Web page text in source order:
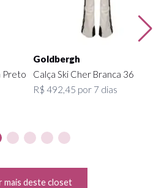
Preto
Goldbergh
Calça Ski Cher Branca 36
R$ 492,45 por 7 dias
mais deste closet